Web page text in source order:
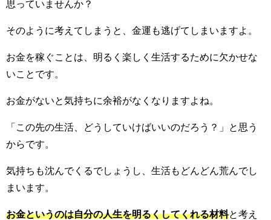
思っていませんか？
そのように考えてしまうと、金運も逃げてしまいますよ。
お金を稼ぐことは、明るく楽しく生活するために欠かせな
いことです。
お金がないと気持ちに余裕がなくなりますよね。
「この先の生活、どうしていけばいいのだろう？」と思う
からです。
気持ちも沈んでくるでしょうし、生活もどんどん荒んでし
まいます。
お金というのは自分の人生を明るくしてくれる材料と考え